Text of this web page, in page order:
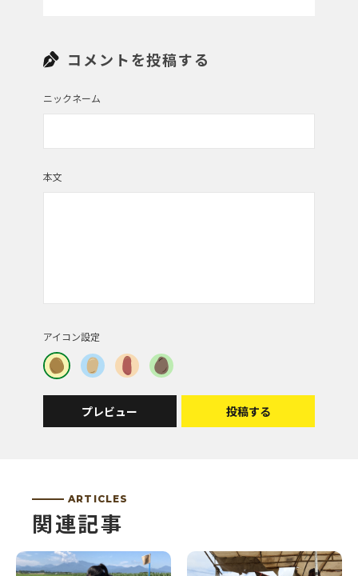
コメントを投稿する
ニックネーム
本文
アイコン設定
プレビュー 投稿する
ARTICLES
関連記事